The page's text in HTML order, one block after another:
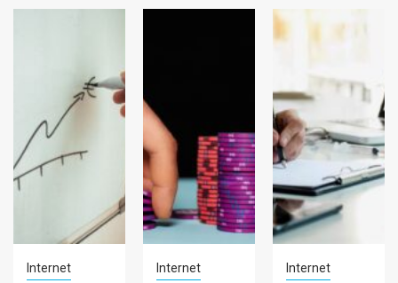
Internet Internet Internet